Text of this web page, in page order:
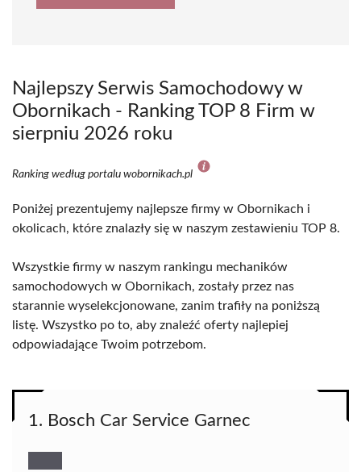
Najlepszy Serwis Samochodowy w
Obornikach - Ranking TOP 8 Firm w
sierpniu 2026 roku
Ranking według portalu wobornikach.pl
Poniżej prezentujemy najlepsze firmy w Obornikach i
okolicach, które znalazły się w naszym zestawieniu TOP 8.
Wszystkie firmy w naszym rankingu mechaników
samochodowych w Obornikach, zostały przez nas
starannie wyselekcjonowane, zanim trafiły na poniższą
listę. Wszystko po to, aby znaleźć oferty najlepiej
odpowiadające Twoim potrzebom.
1. Bosch Car Service Garnec